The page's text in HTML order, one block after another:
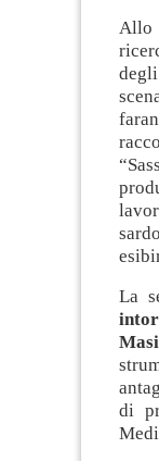
Allo
La
di